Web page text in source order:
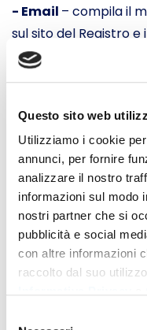
Questo sito web
Utilizziamo i cookie
annunci, per fornire
analizzare il nostro
informazioni sul modo
nostri partner che si
pubblicità e social
con altre informazioni
raccolto dal suo
- Email – compila il
sul sito del Registro e
a
lavorativo e
marketing telefonico
L’iscrizione è a
successivamente
le tre modalità web,
le funzionalità “
consensi all’attività
successivamente
operatori registrati